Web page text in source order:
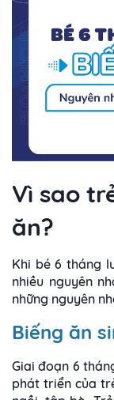
Vì sao
ăn?
Khi bé 6 tháng
nhiều nguyên
những nguyên
Biếng ăn
Giai đoạn 6
phát triển của